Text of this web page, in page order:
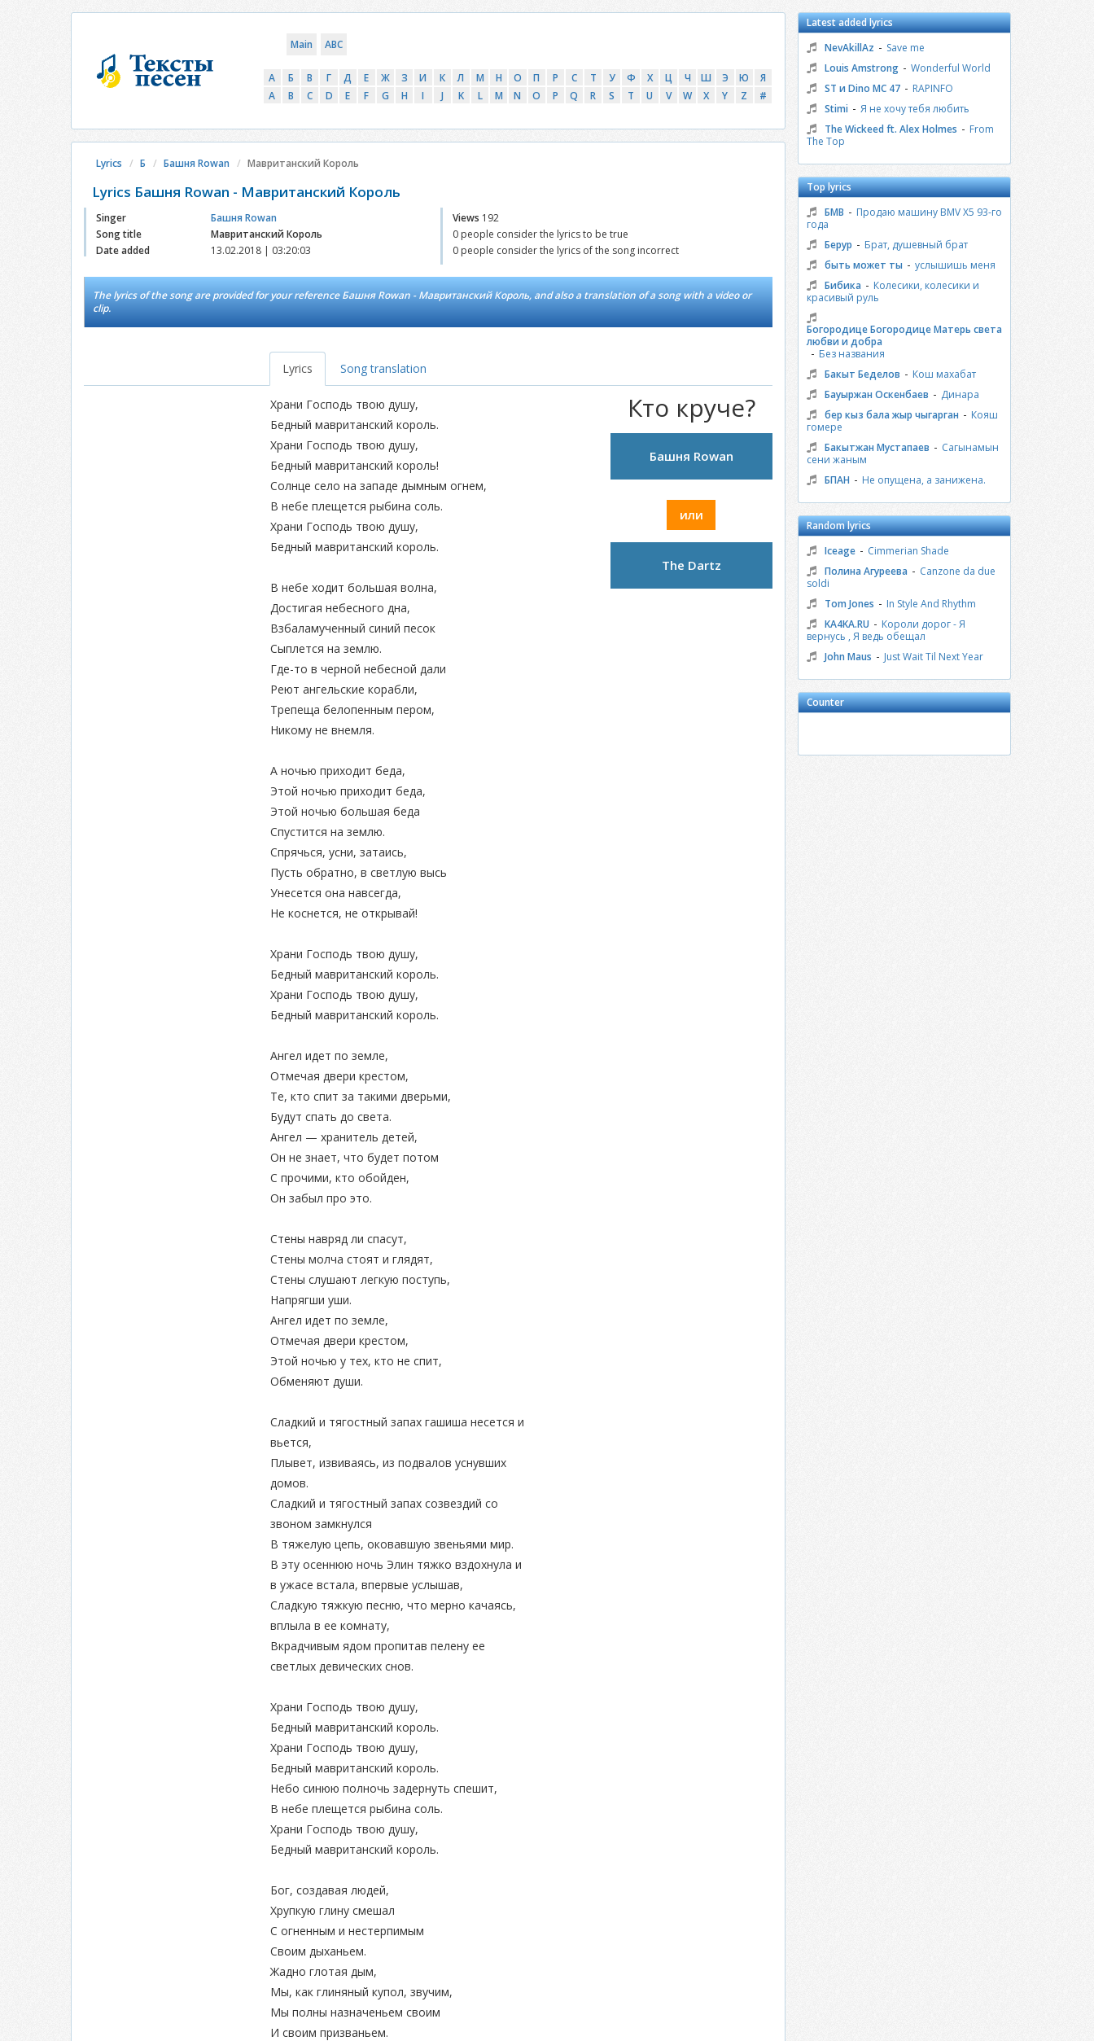
Main ABC
А Б В Г Д Е Ж З И К Л М Н О П Р С Т У Ф Х Ц Ч Ш Э Ю
Я
A
B C D E F G H I J K L M N O P Q R S T U V W X Y Z #
Lyrics Б Башня Rowan Мавританский Король
Lyrics Башня Rowan - Мавританский Король
Singer
Башня Rowan
Song title
Мавританский Король
Date added
13.02.2018 | 03:20:03
Views 192
0 people consider the lyrics to be true
0 people consider the lyrics of the song incorrect
The lyrics of the song are provided for your reference Башня Rowan - Мавританский Король, and also a translation of a song with a video or
clip.
Lyrics Song translation
Кто круче?
Башня Rowan
или
The Dartz
Храни Господь твою душу,
Бедный мавританский король.
Храни Господь твою душу,
Бедный мавританский король!
Солнце село на западе дымным огнем,
В небе плещется рыбина соль.
Храни Господь твою душу,
Бедный мавританский король.
В небе ходит большая волна,
Достигая небесного дна,
Взбаламученный синий песок
Сыплется на землю.
Где-то в черной небесной дали
Реют ангельские корабли,
Трепеща белопенным пером,
Никому не внемля.
А ночью приходит беда,
Этой ночью приходит беда,
Этой ночью большая беда
Спустится на землю.
Спрячься, усни, затаись,
Пусть обратно, в светлую высь
Унесется она навсегда,
Не коснется, не открывай!
Храни Господь твою душу,
Бедный мавританский король.
Храни Господь твою душу,
Бедный мавританский король.
Ангел идет по земле,
Отмечая двери крестом,
Те, кто спит за такими дверьми,
Будут спать до света.
Ангел — хранитель детей,
Он не знает, что будет потом
С прочими, кто обойден,
Он забыл про это.
Стены навряд ли спасут,
Стены молча стоят и глядят,
Стены слушают легкую поступь,
Напрягши уши.
Ангел идет по земле,
Отмечая двери крестом,
Этой ночью у тех, кто не спит,
Обменяют души.
Сладкий и тягостный запах гашиша несется и
вьется,
Плывет, извиваясь, из подвалов уснувших
домов.
Сладкий и тягостный запах созвездий со
звоном замкнулся
В тяжелую цепь, оковавшую звеньями мир.
В эту осеннюю ночь Элин тяжко вздохнула и
в ужасе встала, впервые услышав,
Сладкую тяжкую песню, что мерно качаясь,
вплыла в ее комнату,
Вкрадчивым ядом пропитав пелену ее
светлых девических снов.
Храни Господь твою душу,
Бедный мавританский король.
Храни Господь твою душу,
Бедный мавританский король.
Небо синюю полночь задернуть спешит,
В небе плещется рыбина соль.
Храни Господь твою душу,
Бедный мавританский король.
Бог, создавая людей,
Хрупкую глину смешал
С огненным и нестерпимым
Своим дыханьем.
Жадно глотая дым,
Мы, как глиняный купол, звучим,
Мы полны назначеньем своим
И своим призваньем.
Latest added lyrics
NevAkillAz - Save me
Louis Amstrong - Wonderful World
ST и Dino MC 47 - RAPINFO
Stimi - Я не хочу тебя любить
The Wickeed ft. Alex Holmes - From
The Top
Top lyrics
БМВ - Продаю машину BMV X5 93-го
года
Берур - Брат, душевный брат
быть может ты - услышишь меня
Бибика - Колесики, колесики и
красивый руль
Богородице Богородице Матерь света
любви и добра
- Без названия
Бакыт Беделов - Кош махабат
Бауыржан Оскенбаев - Динара
бер кыз бала жыр чыгарган - Кояш
гомере
Бакытжан Мустапаев - Сагынамын
сени жаным
БПАН - Не опущена, а занижена.
Random lyrics
Iceage - Cimmerian Shade
Полина Агуреева - Canzone da due
soldi
Tom Jones - In Style And Rhythm
KA4KA.RU - Короли дорог - Я
вернусь , Я ведь обещал
John Maus - Just Wait Til Next Year
Counter